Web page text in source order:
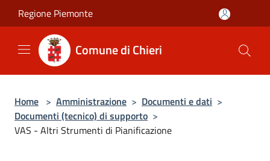
Salta al contenuto principale
Regione Piemonte
Comune di Chieri
Home > Amministrazione > Documenti e dati >
Documenti (tecnico) di supporto >
VAS - Altri Strumenti di Pianificazione